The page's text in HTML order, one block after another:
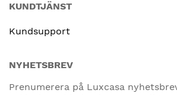
KUNDTJÄNST
Kundsupport
NYHETSBREV
Prenumerera på Luxcasa